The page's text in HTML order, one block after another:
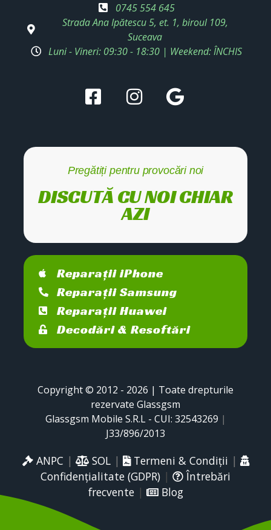
0745 554 645
Strada Ana Ipătescu 5, et. 1, biroul 109,
Suceava
Luni - Vineri: 09:30 - 18:30 | Weekend: ÎNCHIS
Pregătiți pentru provocări noi
DISCUTĂ CU NOI CHIAR
AZI
Reparații iPhone
Reparații Samsung
Reparații Huawei
Decodări & Resoftări
Copyright © 2012 - 2026 | Toate drepturile
rezervate Glassgsm
Glassgsm Mobile S.R.L - CUI: 32543269 |
J33/896/2013
ANPC | SOL| Termeni & Condiții |
Confidențialitate (GDPR) |
Întrebări
frecvente| Blog